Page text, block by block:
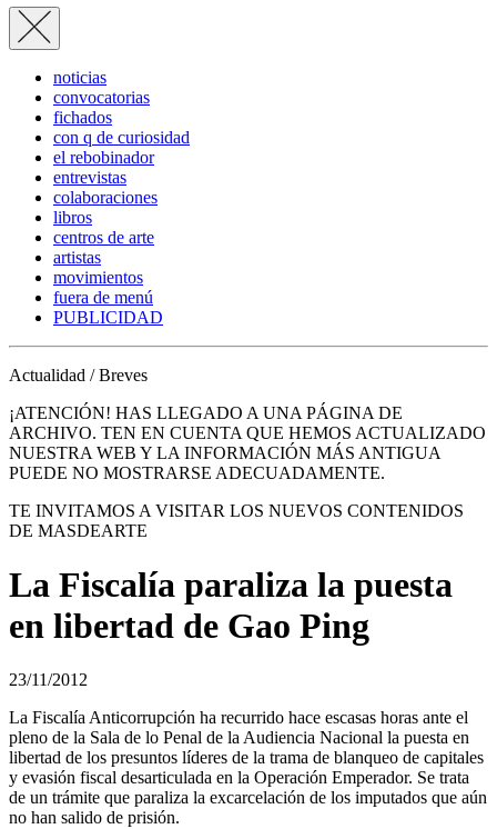
noticias
convocatorias
fichados
con q de curiosidad
el rebobinador
entrevistas
colaboraciones
libros
centros de arte
artistas
movimientos
fuera de menú
PUBLICIDAD
Actualidad / Breves
¡ATENCIÓN! HAS LLEGADO A UNA PÁGINA DE
ARCHIVO. TEN EN CUENTA QUE HEMOS ACTUALIZADO
NUESTRA WEB Y LA INFORMACIÓN MÁS ANTIGUA
PUEDE NO MOSTRARSE ADECUADAMENTE.
TE INVITAMOS A VISITAR LOS NUEVOS CONTENIDOS
DE MASDEARTE
La Fiscalía paraliza la puesta
en libertad de Gao Ping
23/11/2012
La Fiscalía Anticorrupción ha recurrido hace escasas horas ante el
pleno de la Sala de lo Penal de la Audiencia Nacional la puesta en
libertad de los presuntos líderes de la trama de blanqueo de capitales
y evasión fiscal desarticulada en la Operación Emperador. Se trata
de un trámite que paraliza la excarcelación de los imputados que aún
no han salido de prisión.